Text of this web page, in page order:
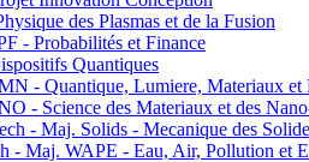
des Plasmas et de la Fusion
- Probabilités et Finance
Quantiques
- Quantique, Lumiere, Materiaux et
- Science des Materiaux et des
- Maj. Solids - Mecanique des
- Maj. WAPE - Eau, Air, Pollution et